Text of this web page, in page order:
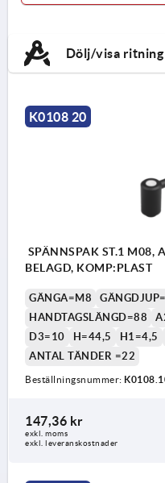
Dölj/visa ritning
K0108 20
SPÄNNSPAK ST.1 M08,
BELAGD, KOMP:PLAST
GÄNGA=M8
HANDTAGSLÄNGD=88
D3=10
H=44,5 H1=4,5
ANTAL TÄNDER =22
Beställningsnummer:
147,36 kr
exkl. moms
exkl. leveranskostnader